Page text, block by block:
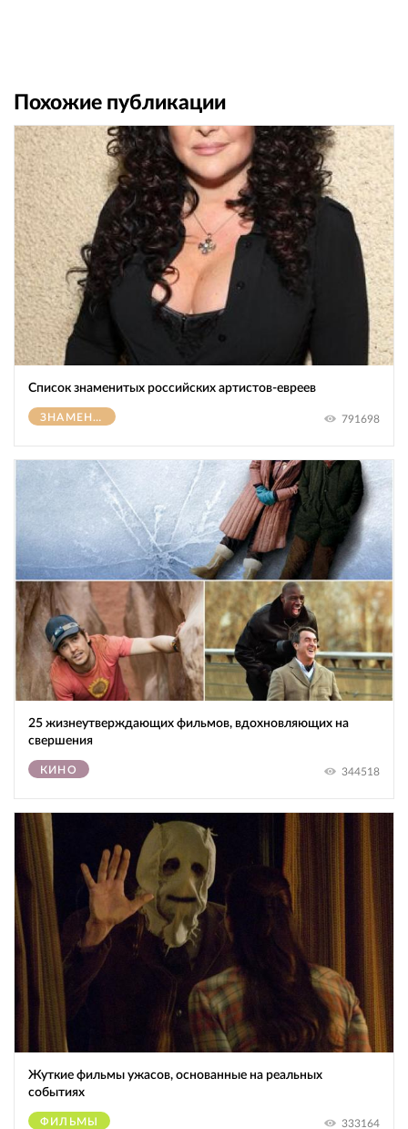
Похожие публикации
Список знаменитых российских артистов-евреев
ЗНАМЕНИТОСТИ 791698
25 жизнеутверждающих фильмов, вдохновляющих на
свершения
КИНО 344518
Жуткие фильмы ужасов, основанные на реальных
событиях
ФИЛЬМЫ 333164